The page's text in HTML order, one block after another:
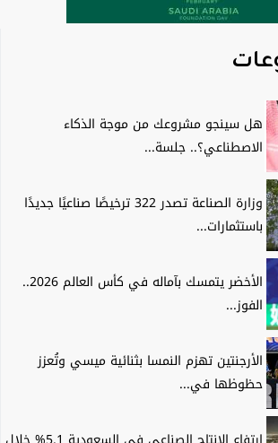
هل سينجو مشروعك من موجة الذكاء
الاصطناعي؟.. جلسة...
وزارة الصناعة تصدر 322 ترخيصًا صناعيًا جديدًا
باستثمارات...
الأخضر يتمسك بآماله في كأس العالم 2026..
الفوز...
الأرجنتين تهزم النمسا بثنائية ميسي وتُعزز
حظوظها في...